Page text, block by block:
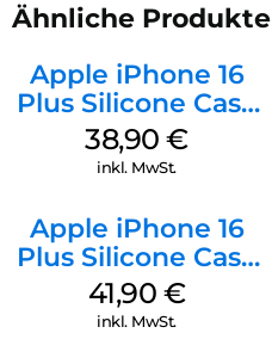
Ähnliche Produkte
Apple iPhone 16
Plus Silicone Case
MagSafe Denim
38,90€
inkl. MwSt.
Apple iPhone 16
Plus Silicone Case
MagSafe Stone
Gray
41,90 €
inkl. MwSt.